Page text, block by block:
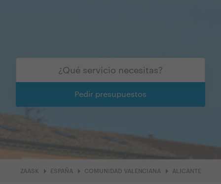
Pedir presupuestos
ZAASK arrow_right ESPAÑAarrow_right COMUNIDAD VALENCIANAarrow_right ALICANTE